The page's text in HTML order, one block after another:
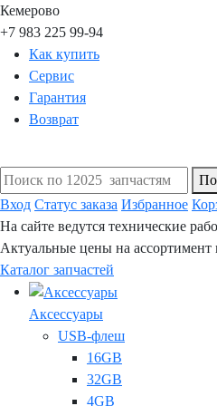
Кемерово
+7 983 225 99-94
Как купить
Сервис
Гарантия
Возврат
Вход Статус заказа Избранное
На сайте ведутся технические
Актуальные цены на
Каталог запчастей
Аксессуары
USB-флеш
16GB
32GB
4GB